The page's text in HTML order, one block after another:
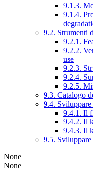
9.1.3.
9.1.4.
9.2. Strumenti
9.2.1.
9.2.2.
use
9.2.3.
9.2.4.
9.2.5.
9.3. Catalogo
9.4. Sviluppare
9.4.1. Il
9.4.2. Il
9.4.3. Il
9.5.
None
None